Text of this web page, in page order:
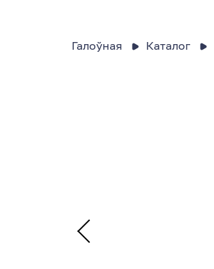
Галоўная Каталог